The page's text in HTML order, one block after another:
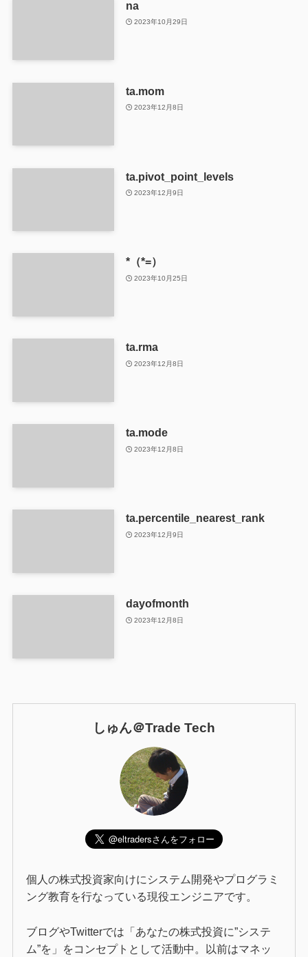
na
2023年10月29日
ta.mom
2023年12月8日
ta.pivot_point_levels
2023年12月9日
*（*=）
2023年10月25日
ta.rma
2023年12月8日
ta.mode
2023年12月8日
ta.percentile_nearest_rank
2023年12月9日
dayofmonth
2023年12月8日
しゅん＠Trade Tech
個人の株式投資家向けにシステム開発やプログラミ
ング教育を行なっている現役エンジニアです。
ブログやTwitterでは「あなたの株式投資に”システ
ム”を」をコンセプトとして活動中。以前はマネッ